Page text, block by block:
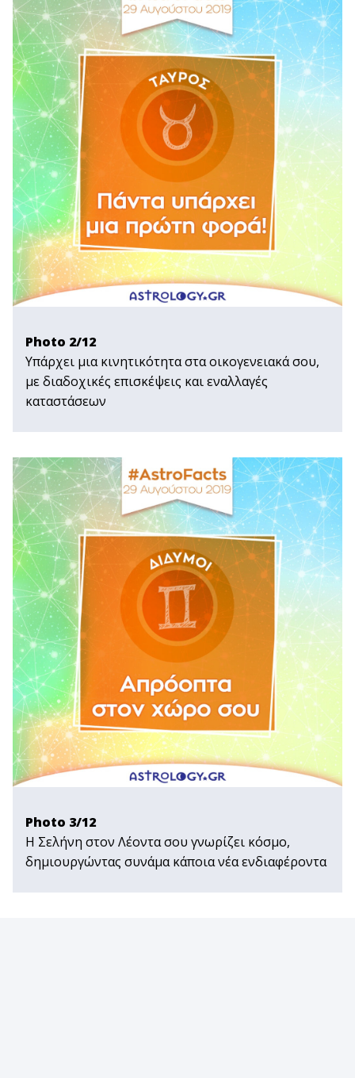
Photo 2/12
Υπάρχει μια κινητικότητα στα οικογενειακά σου,
με διαδοχικές επισκέψεις και εναλλαγές
καταστάσεων
Photo 3/12
Η Σελήνη στον Λέοντα σου γνωρίζει κόσμο,
δημιουργώντας συνάμα κάποια νέα ενδιαφέροντα